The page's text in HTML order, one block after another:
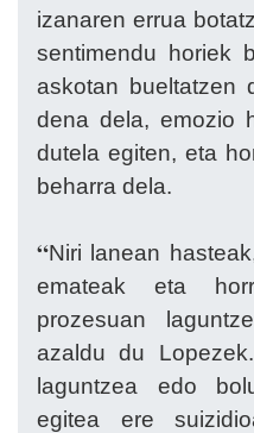
izanaren errua
sentimendu horiek
askotan bueltatzen
dena dela, emozio
dutela egiten, eta
beharra dela.
“Niri lanean
emateak eta
prozesuan
azaldu du
laguntzea edo
egitea ere